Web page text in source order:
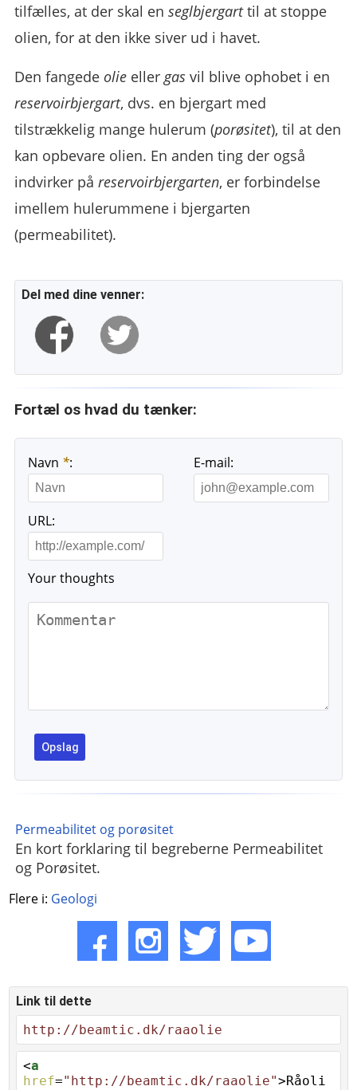
tilfælles, at der skal enseglbjergarttil at stoppe
olien, for at den ikke siver ud i havet.
Den fangede olie ellergas vil blive ophobet i en
reservoirbjergart, dvs. en bjergart med
tilstrækkelig mange hulerum (porøsitet), til at den
kan opbevare olien. En anden ting der også
indvirker påreservoirbjergarten, er forbindelse
imellem hulerummene i bjergarten
(permeabilitet).
Del med dine venner:
Fortæl os hvad du tænker:
Navn *: E-mail:
URL:
Your thoughts
Permeabilitet og porøsitet
En kort forklaring til begreberne Permeabilitet
og Porøsitet.
Flere i: Geologi
Link til dette
http://beamtic.dk/raaolie
<a
href="http://beamtic.dk/raaolie">Råoli